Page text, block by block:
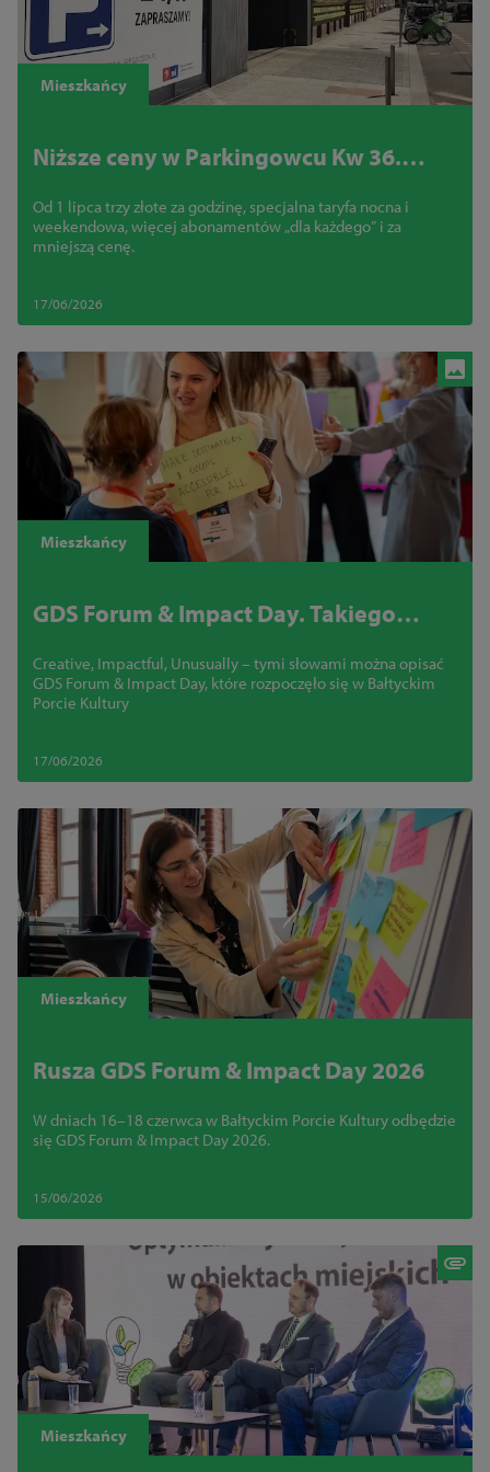
Mieszkańcy
Niższe ceny w Parkingowcu Kw 36.
Od 1 lipca trzy złote za godzinę, specjalna taryfa nocna i
weekendowa, więcej abonamentów „dla każdego” i za
mniejszą cenę.
17/06/2026
Mieszkańcy
GDS Forum & Impact Day. Takiego
było
Creative, Impactful, Unusually – tymi słowami można opisać
GDS Forum & Impact Day, które rozpoczęło się w Bałtyckim
Porcie Kultury
17/06/2026
Mieszkańcy
Rusza GDS Forum & Impact Day 2026
W dniach 16–18 czerwca w Bałtyckim Porcie Kultury odbędzie
się GDS Forum & Impact Day 2026.
15/06/2026
Mieszkańcy